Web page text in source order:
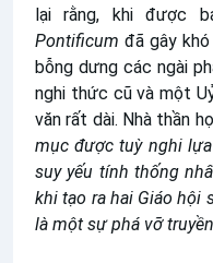
lại rằng, khi được
Pontificum đã gây
bỗng dưng các ngài
nghi thức cũ và một
văn rất dài. Nhà thần
mục được tuỳ nghi
suy yếu tính thống
khi tạo ra hai Giáo hội
là một sự phá vỡ